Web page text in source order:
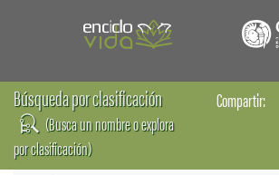
Búsqueda por clasificación
(Busca un nombre o explora
por clasificación)
Compartir: